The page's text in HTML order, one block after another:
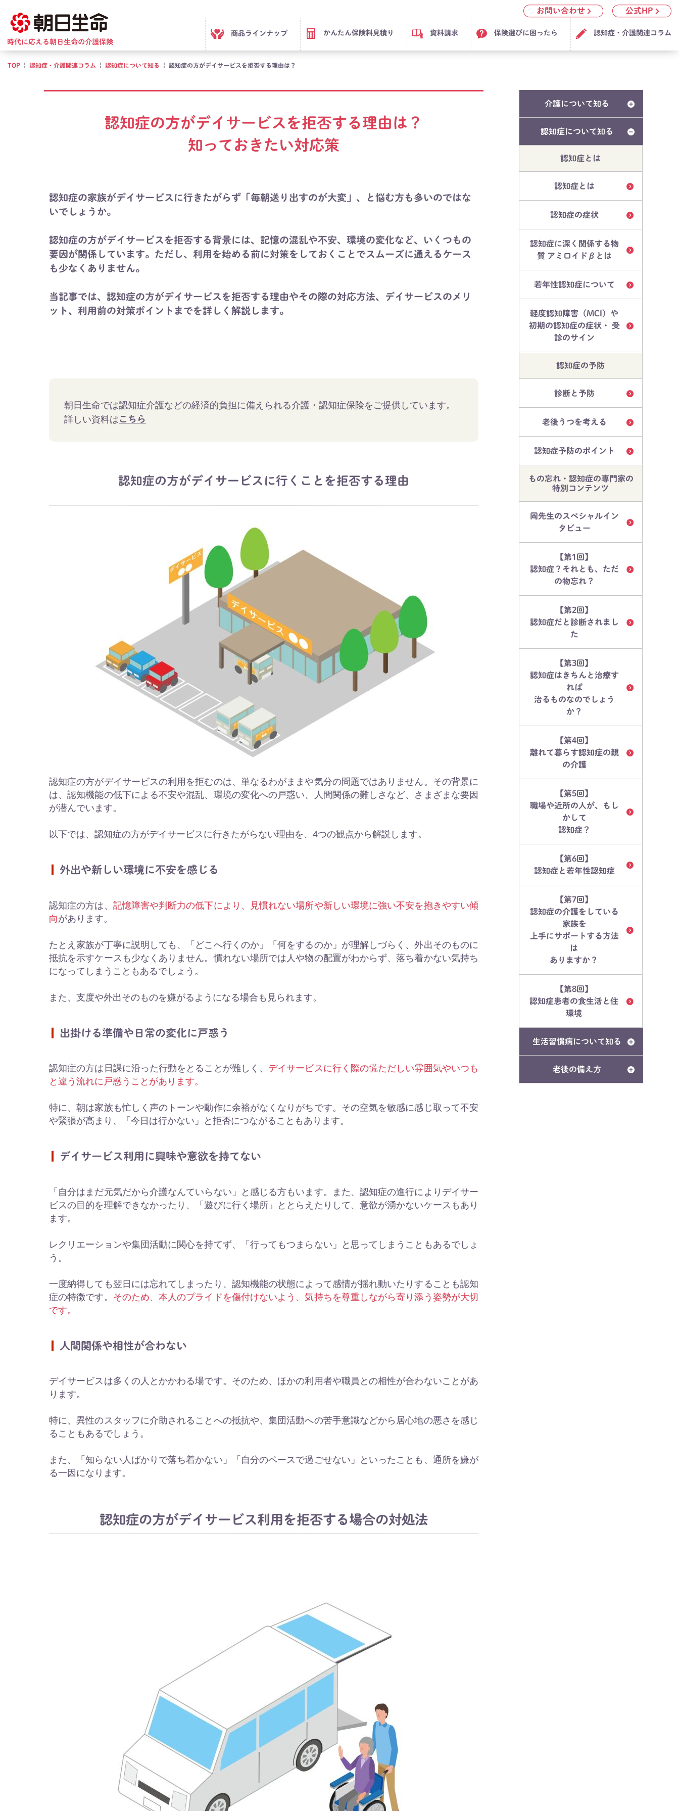
お問い合わせ 公式HP
商品ラインナップ かんたん保険料見積り 資料請求 保険選びに困ったら 認知症・介護関連コラム
TOP | 認知症・介護関連コラム | 認知症について知る | 認知症の方がデイサービスを拒否する理由は？
認知症の方がデイサービスを拒否する理由は？
知っておきたい対応策
認知症の家族がデイサービスに行きたがらず「毎朝送り出すのが大変」、と悩む方も多いのではな
いでしょうか。
認知症の方がデイサービスを拒否する背景には、記憶の混乱や不安、環境の変化など、いくつもの
要因が関係しています。ただし、利用を始める前に対策をしておくことでスムーズに通えるケース
も少なくありません。
当記事では、認知症の方がデイサービスを拒否する理由やその際の対応方法、デイサービスのメリ
ット、利用前の対策ポイントまでを詳しく解説します。
朝日生命では認知症介護などの経済的負担に備えられる介護・認知症保険をご提供しています。
詳しい資料は こちら
認知症の方がデイサービスに行くことを拒否する理由
認知症の方がデイサービスの利用を拒むのは、単なるわがままや気分の問題ではありません。その背景に
は、認知機能の低下による不安や混乱、環境の変化への戸惑い、人間関係の難しさなど、さまざまな要因
が潜んでいます。
以下では、認知症の方がデイサービスに行きたがらない理由を、4つの観点から解説します。
外出や新しい環境に不安を感じる
認知症の方は、 記憶障害や判断力の低下により、見慣れない場所や新しい環境に強い不安を抱きやすい傾
向があります。
たとえ家族が丁寧に説明しても、「どこへ行くのか」「何をするのか」が理解しづらく、外出そのものに
抵抗を示すケースも少なくありません。慣れない場所では人や物の配置がわからず、落ち着かない気持ち
になってしまうこともあるでしょう。
また、支度や外出そのものを嫌がるようになる場合も見られます。
出掛ける準備や日常の変化に戸惑う
認知症の方は日課に沿った行動をとることが難しく、 デイサービスに行く際の慌ただしい雰囲気やいつも
と違う流れに戸惑うことがあります。
特に、朝は家族も忙しく声のトーンや動作に余裕がなくなりがちです。その空気を敏感に感じ取って不安
や緊張が高まり、「今日は行かない」と拒否につながることもあります。
デイサービス利用に興味や意欲を持てない
「自分はまだ元気だから介護なんていらない」と感じる方もいます。また、認知症の進行によりデイサー
ビスの目的を理解できなかったり、「遊びに行く場所」ととらえたりして、意欲が湧かないケースもあり
ます。
レクリエーションや集団活動に関心を持てず、「行ってもつまらない」と思ってしまうこともあるでしょ
う。
一度納得しても翌日には忘れてしまったり、認知機能の状態によって感情が揺れ動いたりすることも認知
症の特徴です。 そのため、本人のプライドを傷付けないよう、気持ちを尊重しながら寄り添う姿勢が大切
です。
人間関係や相性が合わない
デイサービスは多くの人とかかわる場です。そのため、ほかの利用者や職員との相性が合わないことがあ
ります。
特に、異性のスタッフに介助されることへの抵抗や、集団活動への苦手意識などから居心地の悪さを感じ
ることもあるでしょう。
また、「知らない人ばかりで落ち着かない」「自分のペースで過ごせない」といったことも、通所を嫌が
る一因になります。
認知症の方がデイサービス利用を拒否する場合の対処法
介護について知る
認知症について知る
認知症とは
認知症とは
認知症の症状
認知症に深く関係する物
質 アミロイドβとは
若年性認知症について
軽度認知障害（MCI）や
初期の認知症の症状・ 受
診のサイン
認知症の予防
診断と予防
老後うつを考える
認知症予防のポイント
もの忘れ・認知症の専門家の
特別コンテンツ
岡先生のスペシャルイン
タビュー
【第1回】
認知症？それとも、ただ
の物忘れ？
【第2回】
認知症だと診断されまし
た
【第3回】
認知症はきちんと治療す
れば
治るものなのでしょう
か？
【第4回】
離れて暮らす認知症の親
の介護
【第5回】
職場や近所の人が、もし
かして
認知症？
【第6回】
認知症と若年性認知症
【第7回】
認知症の介護をしている
家族を
上手にサポートする方法
は
ありますか？
【第8回】
認知症患者の食生活と住
環境
生活習慣病について知る
老後の備え方